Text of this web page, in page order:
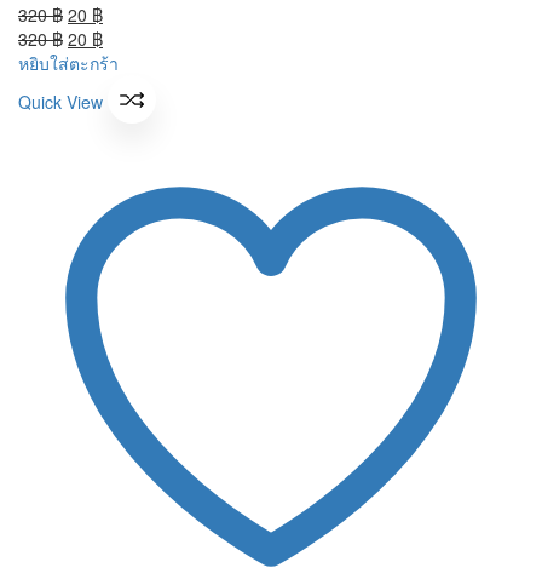
320฿ Original
price
was:
20 ฿Current
price
is:
20 ฿.
320฿ Original
price
320 ฿.
20 ฿Current
price
20 ฿.
หยิบใส่ตะกร้า
Quick View